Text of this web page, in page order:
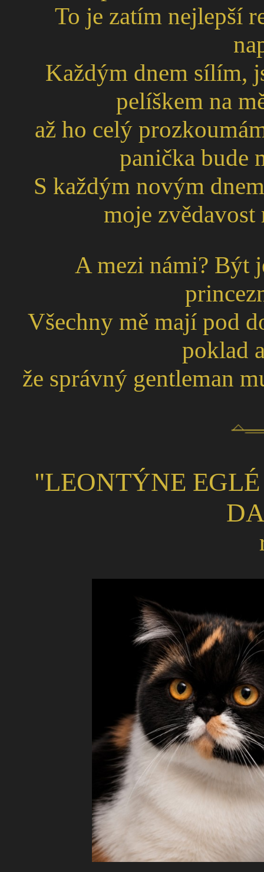
To je zatím nejlepší
Každým dnem sílím,
pelíškem na
až ho celý
panička bude
S každým novým
moje zvědavost
A mezi námi? Být
Všechny mě mají pod
poklad
že správný gentleman
"LEONTÝNE